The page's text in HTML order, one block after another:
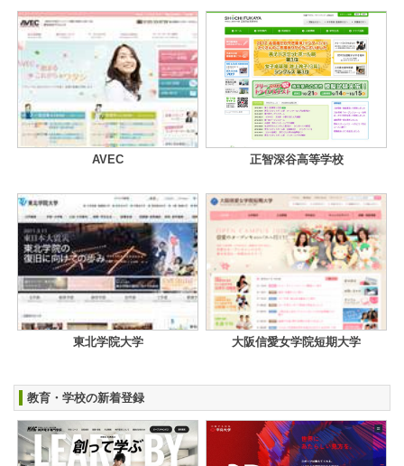
AVEC 正智深谷高等学校
東北学院大学 大阪信愛女学院短期大学
教育・学校の新着登録